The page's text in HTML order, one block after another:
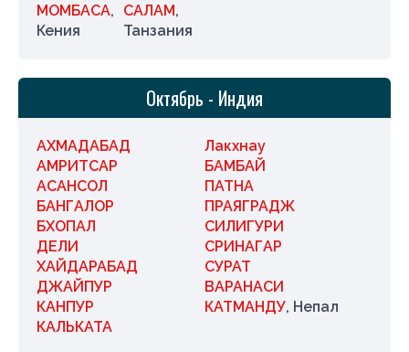
МОМБАСА,
Кения
САЛАМ,
Танзания
Октябрь - Индия
АХМАДАБАД
АМРИТСАР
АСАНСОЛ
БАНГАЛОР
БХОПАЛ
ДЕЛИ
ХАЙДАРАБАД
ДЖАЙПУР
КАНПУР
КАЛЬКАТА
Лакхнау
БАМБАЙ
ПАТНА
ПРАЯГРАДЖ
СИЛИГУРИ
СРИНАГАР
СУРАТ
ВАРАНАСИ
КАТМАНДУ, Непал